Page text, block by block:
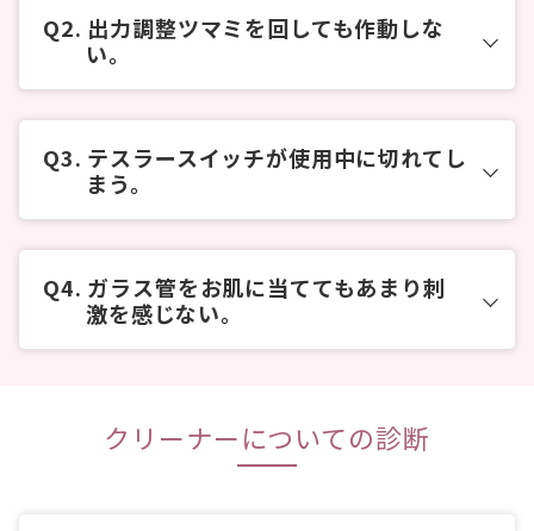
出力調整ツマミを回しても作動しな
い。
テスラースイッチが使用中に切れてし
まう。
ガラス管をお肌に当ててもあまり刺
激を感じない。
クリーナーについての診断